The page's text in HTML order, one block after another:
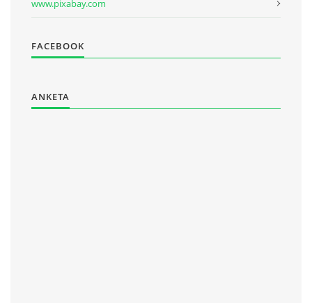
www.pixabay.com
FACEBOOK
ANKETA